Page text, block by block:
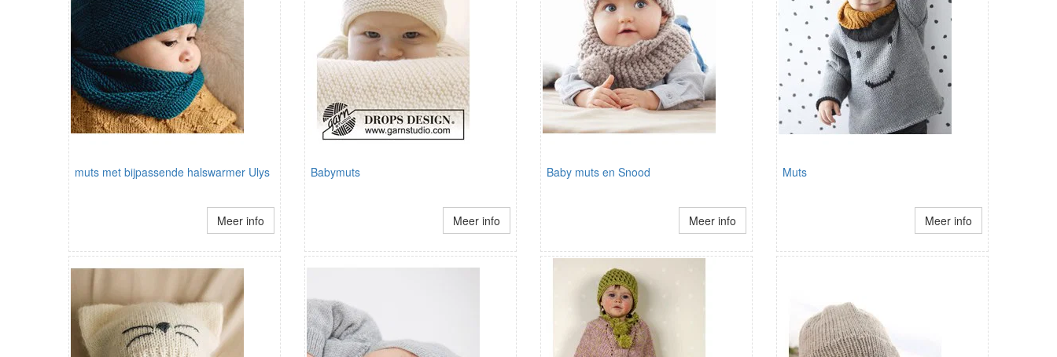
muts met bijpassende halswarmer Ulys
Meer info
Babymuts
Meer info
Baby muts en Snood
Meer info
Muts
Meer info